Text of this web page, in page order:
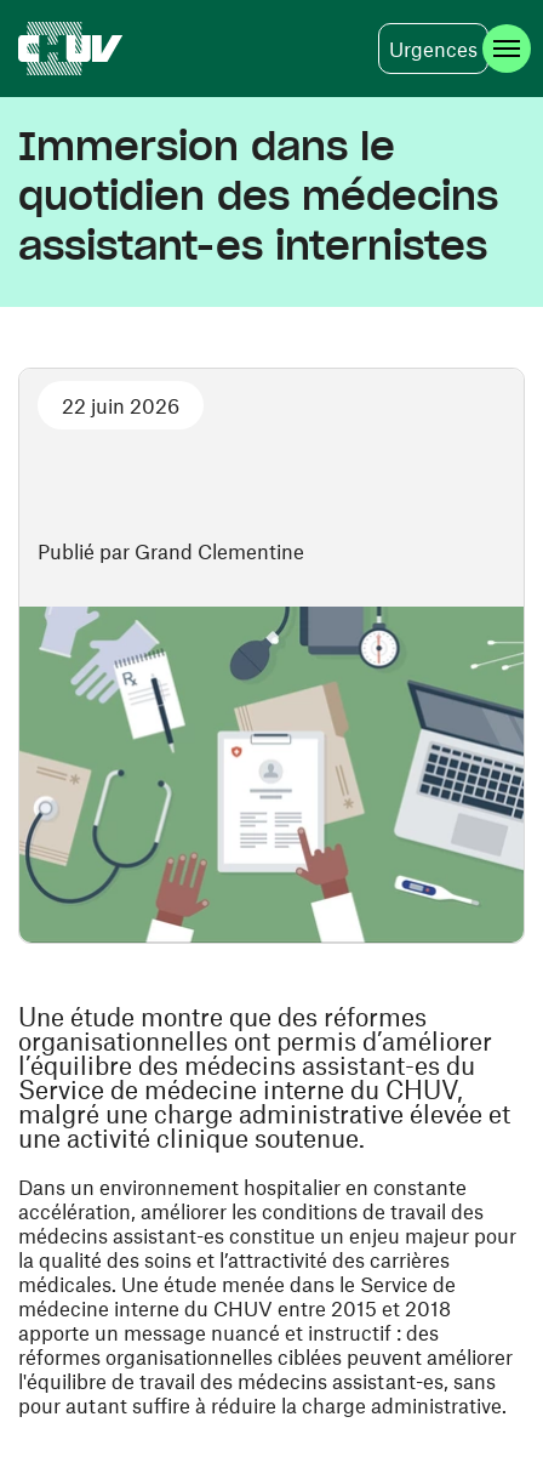
Urgences
Immersion dans le
quotidien des médecins
assistant-es internistes
Publié par Grand Clementine
22 juin 2026
Une étude montre que des réformes
organisationnelles ont permis d’améliorer
l’équilibre des médecins assistant-es du
Service de médecine interne du CHUV,
malgré une charge administrative élevée et
une activité clinique soutenue.
Dans un environnement hospitalier en constante
accélération, améliorer les conditions de travail des
médecins assistant-es constitue un enjeu majeur pour
la qualité des soins et l’attractivité des carrières
médicales. Une étude menée dans le Service de
médecine interne du CHUV entre 2015 et 2018
apporte un message nuancé et instructif : des
réformes organisationnelles ciblées peuvent améliorer
l'équilibre de travail des médecins assistant-es, sans
pour autant suffire à réduire la charge administrative.